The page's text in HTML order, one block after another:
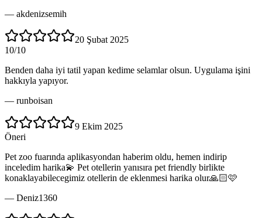
— akdenizsemih
20 Şubat 2025
10/10
Benden daha iyi tatil yapan kedime selamlar olsun. Uygulama işini
hakkıyla yapıyor.
— runboisan
9 Ekim 2025
Öneri
Pet zoo fuarında aplikasyondan haberim oldu, hemen indirip
inceledim harika💫 Pet otellerin yanısıra pet friendly birlikte
konaklayabilecegimiz otellerin de eklenmesi harika olur🙏🏻🩷
— Deniz1360